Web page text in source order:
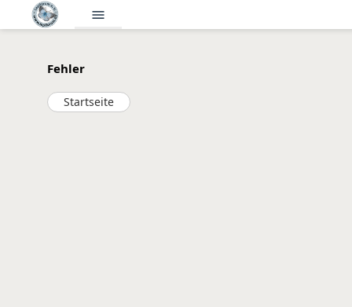
menu
Fehler
Startseite